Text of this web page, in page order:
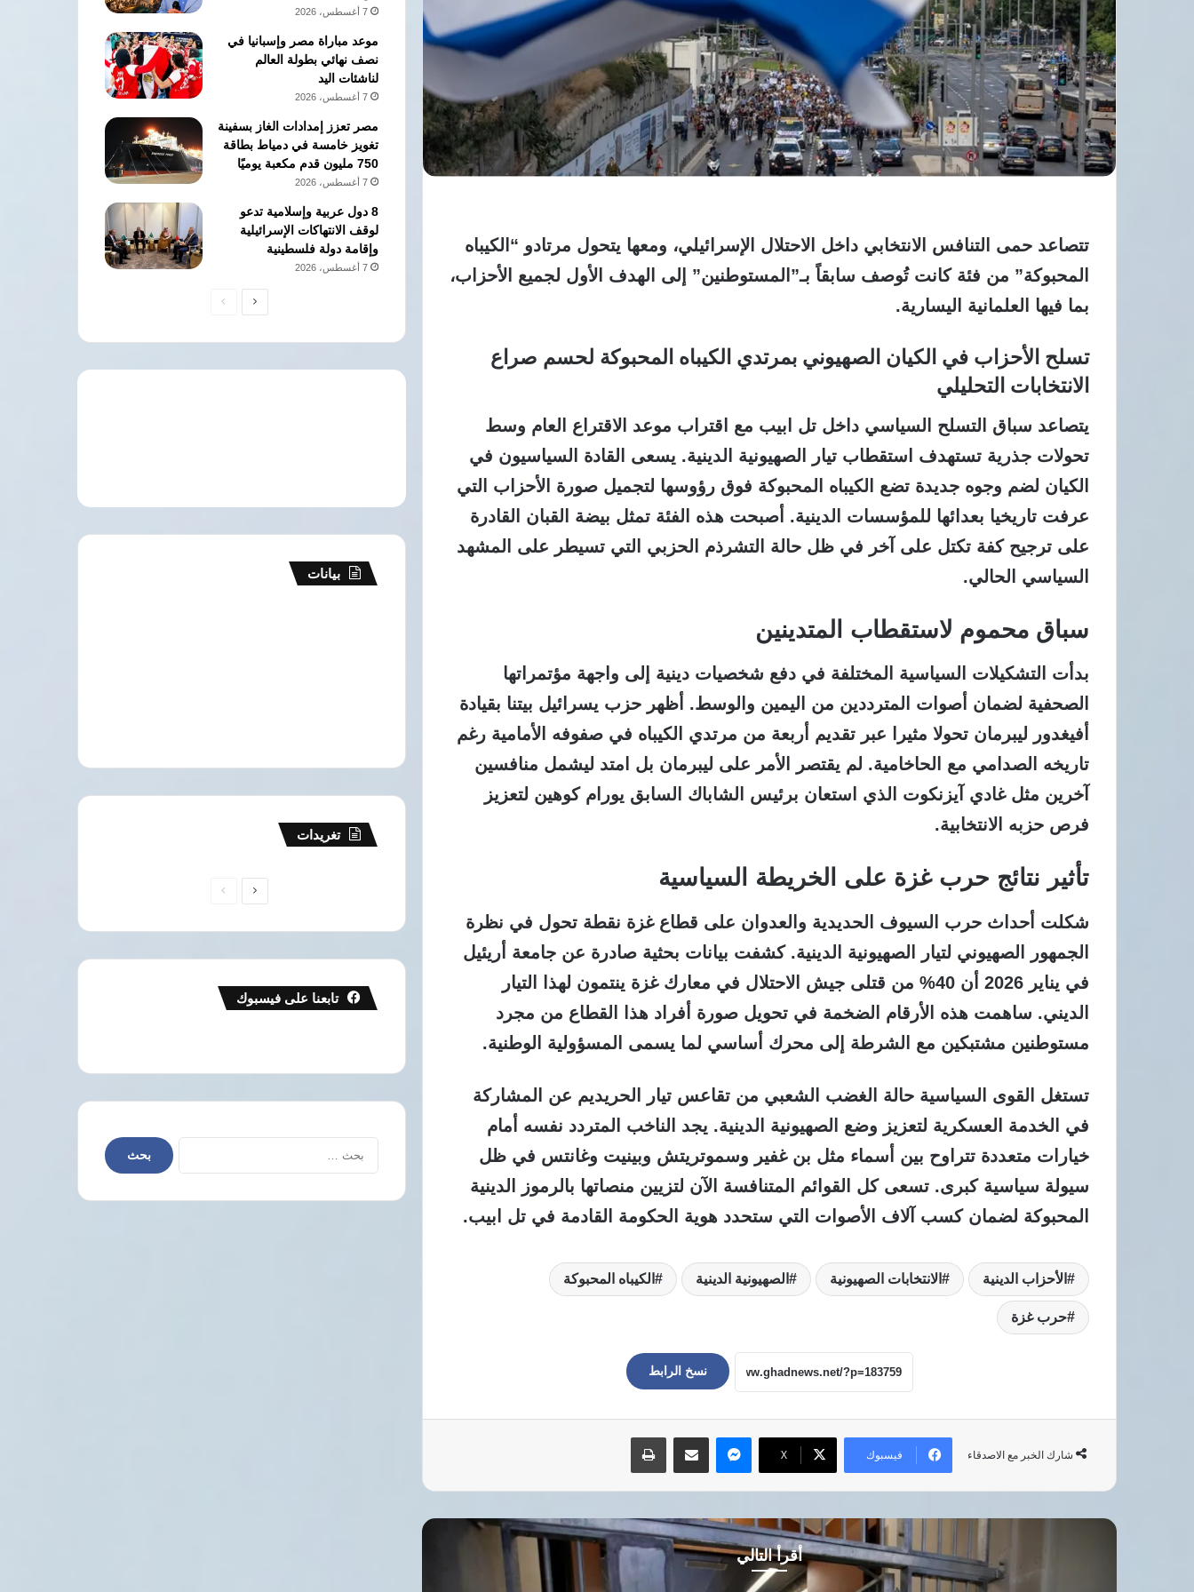
تتصاعد حمى التنافس الانتخابي داخل الاحتلال الإسرائيلي، ومعها يتحول مرتادو “الكيباه
المحبوكة” من فئة كانت تُوصف سابقاً بـ”المستوطنين” إلى الهدف الأول لجميع الأحزاب،
بما فيها العلمانية اليسارية.
تسلح الأحزاب في الكيان الصهيوني بمرتدي الكيباه المحبوكة لحسم صراع
الانتخابات التحليلي
يتصاعد سباق التسلح السياسي داخل تل ابيب مع اقتراب موعد الاقتراع العام وسط
تحولات جذرية تستهدف استقطاب تيار الصهيونية الدينية. يسعى القادة السياسيون في
الكيان لضم وجوه جديدة تضع الكيباه المحبوكة فوق رؤوسها لتجميل صورة الأحزاب التي
عرفت تاريخيا بعدائها للمؤسسات الدينية. أصبحت هذه الفئة تمثل بيضة القبان القادرة
على ترجيح كفة تكتل على آخر في ظل حالة التشرذم الحزبي التي تسيطر على المشهد
السياسي الحالي.
سباق محموم لاستقطاب المتدينين
بدأت التشكيلات السياسية المختلفة في دفع شخصيات دينية إلى واجهة مؤتمراتها
الصحفية لضمان أصوات المترددين من اليمين والوسط. أظهر حزب يسرائيل بيتنا بقيادة
أفيغدور ليبرمان تحولا مثيرا عبر تقديم أربعة من مرتدي الكيباه في صفوفه الأمامية رغم
تاريخه الصدامي مع الحاخامية. لم يقتصر الأمر على ليبرمان بل امتد ليشمل منافسين
آخرين مثل غادي آيزنكوت الذي استعان برئيس الشاباك السابق يورام كوهين لتعزيز
فرص حزبه الانتخابية.
تأثير نتائج حرب غزة على الخريطة السياسية
شكلت أحداث حرب السيوف الحديدية والعدوان على قطاع غزة نقطة تحول في نظرة
الجمهور الصهيوني لتيار الصهيونية الدينية. كشفت بيانات بحثية صادرة عن جامعة أريئيل
في يناير 2026 أن 40% من قتلى جيش الاحتلال في معارك غزة ينتمون لهذا التيار
الديني. ساهمت هذه الأرقام الضخمة في تحويل صورة أفراد هذا القطاع من مجرد
مستوطنين مشتبكين مع الشرطة إلى محرك أساسي لما يسمى المسؤولية الوطنية.
تستغل القوى السياسية حالة الغضب الشعبي من تقاعس تيار الحريديم عن المشاركة
في الخدمة العسكرية لتعزيز وضع الصهيونية الدينية. يجد الناخب المتردد نفسه أمام
خيارات متعددة تتراوح بين أسماء مثل بن غفير وسموتريتش وبينيت وغانتس في ظل
سيولة سياسية كبرى. تسعى كل القوائم المتنافسة الآن لتزيين منصاتها بالرموز الدينية
المحبوكة لضمان كسب آلاف الأصوات التي ستحدد هوية الحكومة القادمة في تل ابيب.
الأحزاب الدينية الانتخابات الصهيونية الصهيونية الدينية الكيباه المحبوكة
حرب غزة
نسخ الرابط
شارك الخبر مع الاصدقاء فيسبوك ‫X
ماسنجر مشاركة عبر البريد طباعة
أقرأ التالي
7 أغسطس، 2026
موعد مباراة مصر وإسبانيا في
نصف نهائي بطولة العالم
لناشئات اليد
7 أغسطس، 2026
مصر تعزز إمدادات الغاز بسفينة
تغويز خامسة في دمياط بطاقة
750 مليون قدم مكعبة يوميًا
7 أغسطس، 2026
8 دول عربية وإسلامية تدعو
لوقف الانتهاكات الإسرائيلية
وإقامة دولة فلسطينية
7 أغسطس، 2026
الصفحةالصفحة
بيانات
تغريدات
الصفحةالصفحة
تابعنا على فيسبوك
البحث
عن: